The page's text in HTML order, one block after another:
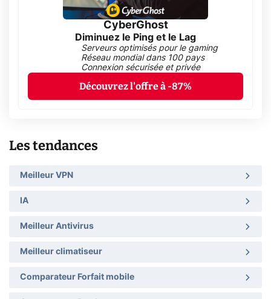
CyberGhost
Diminuez le Ping et le Lag
Serveurs optimisés pour le gaming
Réseau mondial dans 100 pays
Connexion sécurisée et privée
Découvrez l'offre à -87%
Les tendances
Meilleur VPN
IA
Meilleur Antivirus
Meilleur climatiseur
Comparateur Forfait mobile